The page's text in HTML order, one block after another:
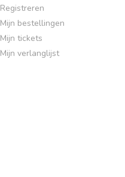
Registreren
Mijn bestellingen
Mijn tickets
Mijn verlanglijst